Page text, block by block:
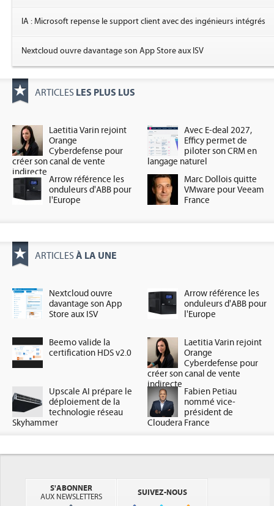
IA : Microsoft repense le support client avec des ingénieurs intégrés
Nextcloud ouvre davantage son App Store aux ISV
ARTICLES LES PLUS LUS
Laetitia Varin rejoint
Orange
Cyberdefense pour
créer son canal de vente
indirecte
Avec E-deal 2027,
Efficy permet de
piloter son CRM en
langage naturel
Arrow référence les
onduleurs d'ABB pour
l'Europe
Marc Dollois quitte
VMware pour Veeam
France
ARTICLES À LA UNE
Nextcloud ouvre
davantage son App
Store aux ISV
Arrow référence les
onduleurs d'ABB pour
l'Europe
Beemo valide la
certification HDS v2.0
Laetitia Varin rejoint
Orange
Cyberdefense pour
créer son canal de vente
indirecte
Upscale AI prépare le
déploiement de la
technologie réseau
Skyhammer
Fabien Petiau
nommé vice-
président de
Cloudera France
S'ABONNER
AUX NEWSLETTERS
SUIVEZ-NOUS